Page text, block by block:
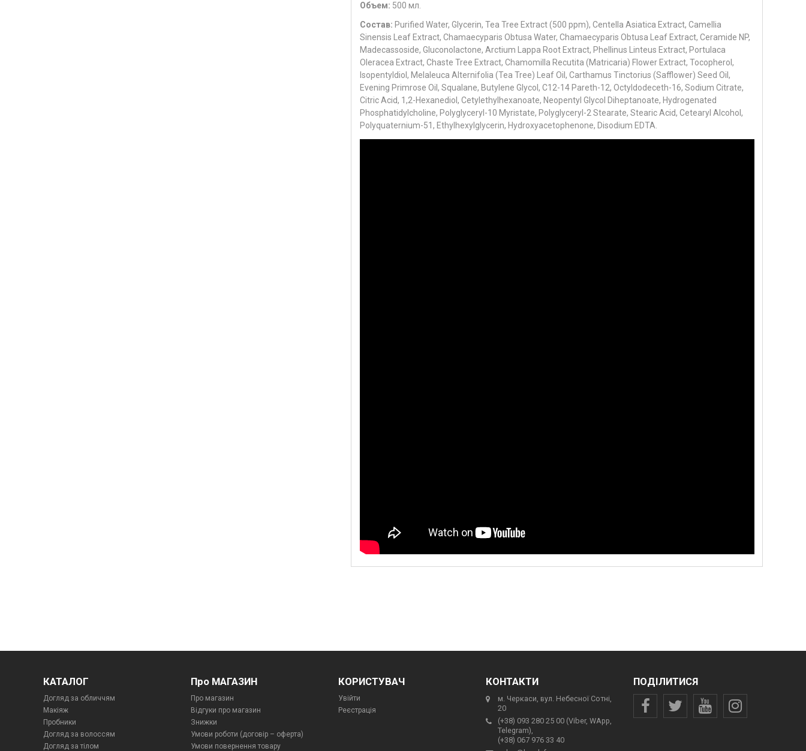
Объем: 500 мл.
Состав: Purified Water, Glycerin, Tea Tree Extract (500 ppm), Centella Asiatica Extract, Camellia
Sinensis Leaf Extract, Chamaecyparis Obtusa Water, Chamaecyparis Obtusa Leaf Extract, Ceramide NP,
Madecassoside, Gluconolactone, Arctium Lappa Root Extract, Phellinus Linteus Extract, Portulaca
Oleracea Extract, Chaste Tree Extract, Chamomilla Recutita (Matricaria) Flower Extract, Tocopherol,
Isopentyldiol, Melaleuca Alternifolia (Tea Tree) Leaf Oil, Carthamus Tinctorius (​Safflower) Seed Oil,
Evening Primrose Oil, Squalane, Butylene Glycol, C12-14 Pareth-12, Octyldodeceth-16, Sodium Citrate,
Citric Acid, 1,2-Hexanediol, Cetylethylhexanoate, Neopentyl Glycol Diheptanoate, Hydrogenated
Phosphatidylcholine, Polyglyceryl-10 Myristate, Polyglyceryl-2 Stearate, Stearic Acid, Cetearyl Alcohol,
Polyquaternium-51, Ethylhexylglycerin, Hydroxyacetophenone, Disodium EDTA.
КАТАЛОГ
Догляд за обличчям
Макіяж
Пробники
Догляд за волоссям
Догляд за тілом
Про МАГАЗИН
Про магазин
Відгуки про магазин
Знижки
Умови роботи (договір – оферта)
Умови повернення товару
КОРИСТУВАЧ
Увійти
Реєстрація
КОНТАКТИ
м. Черкаси, вул. Небесної Сотні,
20
(+38) 093 280 25 00 (Viber, WApp,
Telegram),
(+38) 067 976 33 40
ПОДІЛИТИСЯ